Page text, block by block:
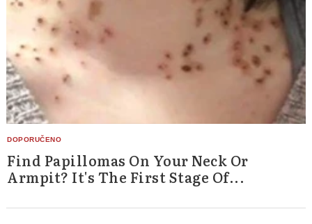
Find Papillomas On Your Neck Or
Armpit? It's The First Stage Of...